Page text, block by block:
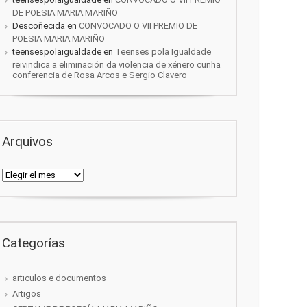
DE POESIA MARIA MARIÑO
Descoñecida en CONVOCADO O VII PREMIO DE
POESIA MARIA MARIÑO
teensespolaigualdade en Teenses pola Igualdade
reivindica a eliminación da violencia de xénero cunha
conferencia de Rosa Arcos e Sergio Clavero
Arquivos
Arquivos
Categorías
articulos e documentos
Artigos